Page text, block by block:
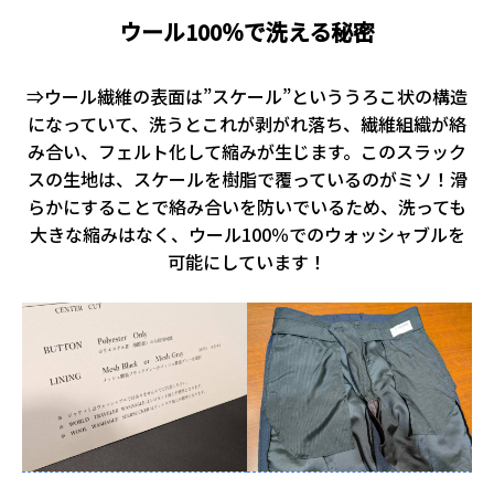
ウール100％で洗える秘密
⇒ウール繊維の表面は”スケール”といううろこ状の構造
になっていて、洗うとこれが剥がれ落ち、繊維組織が絡
み合い、フェルト化して縮みが生じます。このスラック
スの生地は、スケールを樹脂で覆っているのがミソ！滑
らかにすることで絡み合いを防いでいるため、洗っても
大きな縮みはなく、ウール100％でのウォッシャブルを
可能にしています！